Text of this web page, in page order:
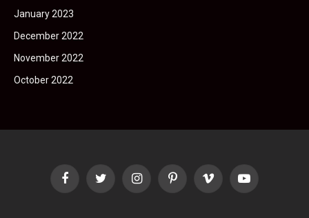
January 2023
December 2022
November 2022
October 2022
FacebookTwitter InstagramPinterestVimeo YouTube